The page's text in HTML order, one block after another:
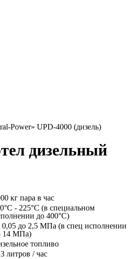
Power» UPD-4000 (дизель)
дизельный
кг пара в час
- 225°C (в специальном
до 400°C)
0,05 до 2,5 МПа (в спец исполнении
14 МПа)
топливо
литров / час